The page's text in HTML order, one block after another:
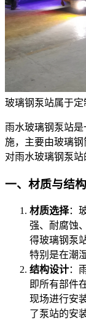
玻璃钢泵站属于定
雨水玻璃钢泵站
施，主要由玻璃
对雨水玻璃钢泵站
一、材质与结构
材质选择：
强、耐腐蚀
得玻璃钢泵
特别是在潮
结构设计：
即所有部件
现场进行安
了泵站的安